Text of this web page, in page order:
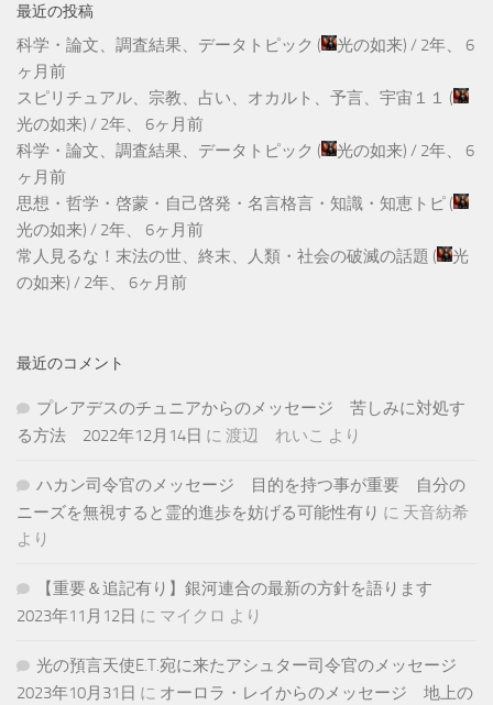
最近の投稿
科学・論文、調査結果、データトピック ( 光の如来) / 2年、 6
ヶ月前
スピリチュアル、宗教、占い、オカルト、予言、宇宙１１ (
光の如来) / 2年、 6ヶ月前
科学・論文、調査結果、データトピック ( 光の如来) / 2年、 6
ヶ月前
思想・哲学・啓蒙・自己啓発・名言格言・知識・知恵トピ (
光の如来) / 2年、 6ヶ月前
常人見るな！末法の世、終末、人類・社会の破滅の話題 (
光
の如来) / 2年、 6ヶ月前
最近のコメント
プレアデスのチュニアからのメッセージ 苦しみに対処す
る方法 2022年12月14日 に 渡辺 れいこ より
ハカン司令官のメッセージ 目的を持つ事が重要 自分の
ニーズを無視すると霊的進歩を妨げる可能性有り に 天音紡希
より
【重要＆追記有り】銀河連合の最新の方針を語ります
2023年11月12日 に マイクロ より
光の預言天使E.T.宛に来たアシュター司令官のメッセージ
2023年10月31日 に オーロラ・レイからのメッセージ 地上の